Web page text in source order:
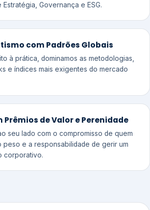
Estratégia, Governança e ESG.
com Padrões Globais
à prática, dominamos as metodologias,
e índices mais exigentes do mercado
Prêmios de Valor e Perenidade
seu lado com o compromisso de quem
peso e a responsabilidade de gerir um
corporativo.